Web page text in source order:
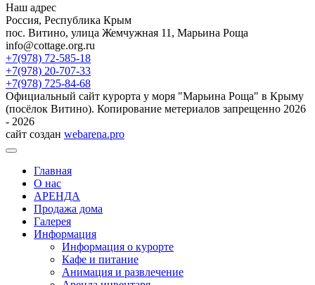
Наш адрес
Россия, Республика Крым
пос. Витино, улица Жемчужная 11, Марьина Роща
info@cottage.org.ru
+7(978) 72-585-18
+7(978) 20-707-33
+7(978) 725-84-68
Официальный сайт курорта у моря "Марьина Роща" в Крыму
(посёлок Витино). Копирование метериалов запрещенно 2026
- 2026
сайт создан webarena.pro
Главная
О нас
АРЕНДА
Продажа дома
Галерея
Информация
Информация о курорте
Кафе и питание
Анимация и развлечение